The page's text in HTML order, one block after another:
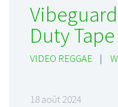
Duty
VIDEO REGGAE |
18 août 2024